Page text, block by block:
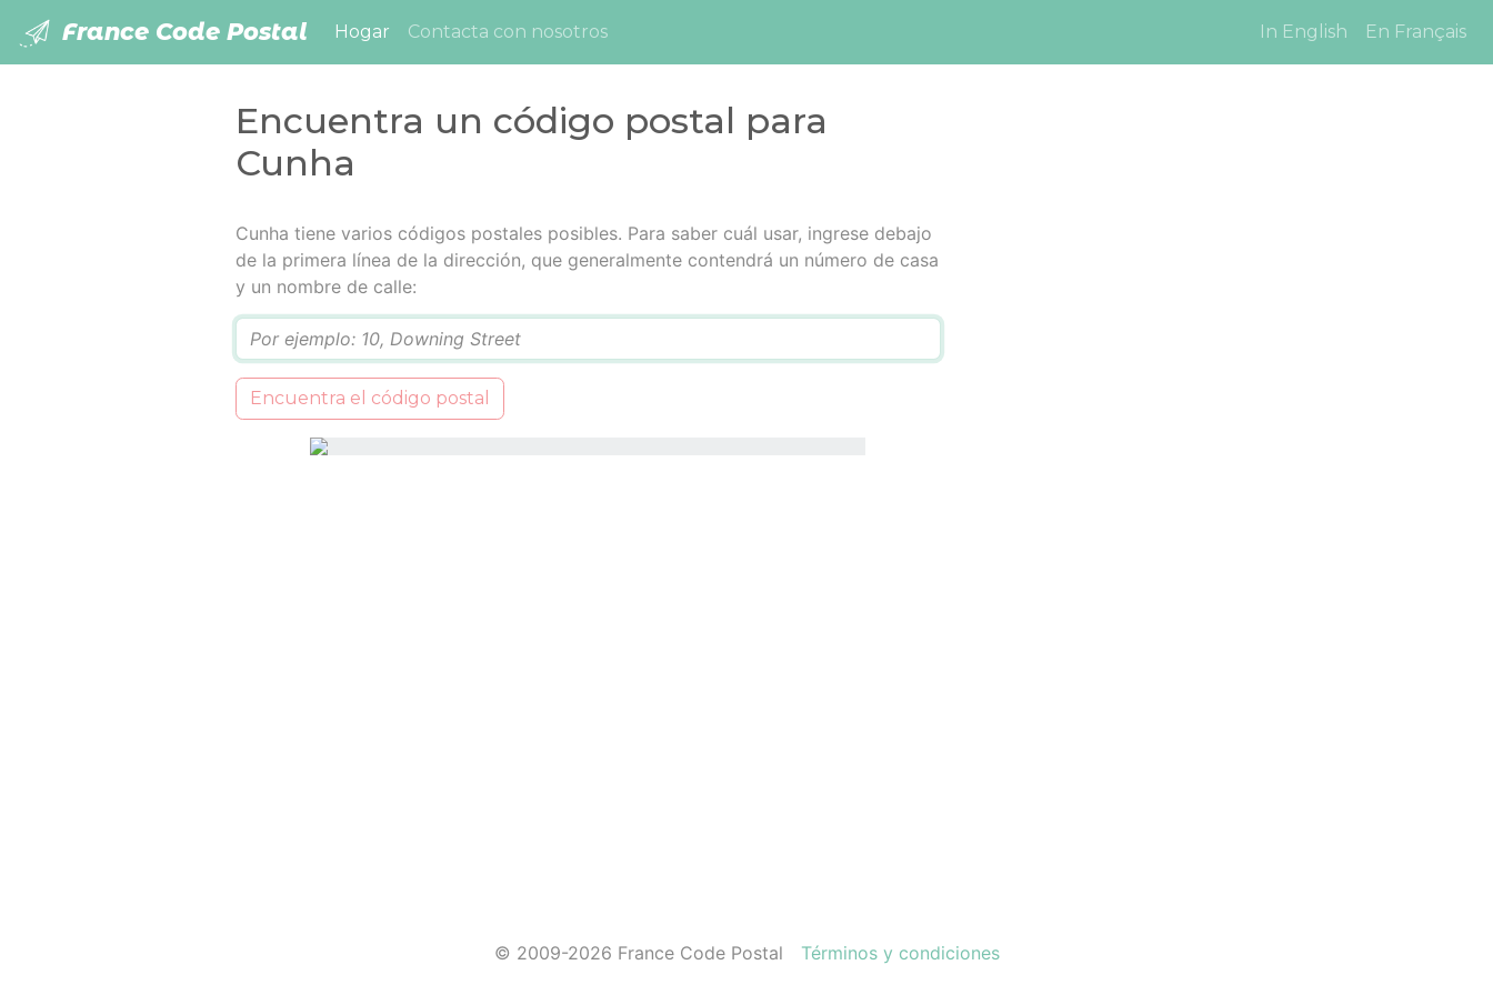
France Code Postal Hogar (current)
Contacta con nosotros In English En Français
Encuentra un código postal para
Cunha
Cunha tiene varios códigos postales posibles. Para saber cuál usar, ingrese debajo
de la primera línea de la dirección, que generalmente contendrá un número de casa
y un nombre de calle:
Encuentra el código postal
© 2009-2026 France Code Postal Términos y condiciones